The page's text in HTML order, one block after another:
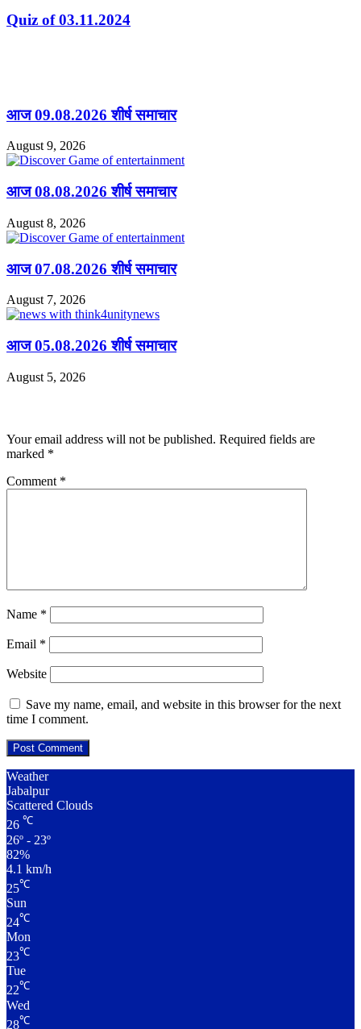
Quiz of 03.11.2024
आज 09.08.2026 शीर्ष समाचार
August 9, 2026
आज 08.08.2026 शीर्ष समाचार
August 8, 2026
आज 07.08.2026 शीर्ष समाचार
August 7, 2026
आज 05.08.2026 शीर्ष समाचार
August 5, 2026
Your email address will not be published. Required fields are
marked *
Comment *
Name *
Email *
Website
Save my name, email, and website in this browser for the next
time I comment.
Weather
Jabalpur
Scattered Clouds
26 ℃
26º - 23º
82%
4.1 km/h
25℃
Sun
24℃
Mon
23℃
Tue
22℃
Wed
28℃